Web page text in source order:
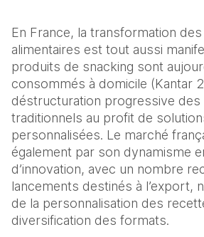
En France, la transformation
alimentaires est tout aussi
produits de snacking sont
consommés à domicile (Kantar
déstructuration progressive des
traditionnels au profit de
personnalisées. Le marché
également par son dynamisme
d’innovation, avec un nombre
lancements destinés à l’export,
de la personnalisation des
diversification des formats.